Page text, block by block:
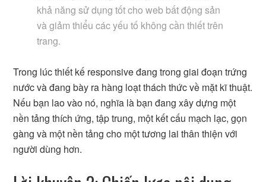
khả năng sử dụng tốt cho web bất động sản
và giảm thiểu các yếu tố không cần thiết trên
trang.
Trong lúc thiết kế responsive đang trong giai đoạn trứng
nước và đang bày ra hàng loạt thách thức về mặt kĩ thuật.
Nếu bạn lao vào nó, nghĩa là bạn đang xây dựng một
nền tảng thích ứng, tập trung, một kết cấu mạch lạc, gọn
gàng và một nền tảng cho một tương lai thân thiện với
người dùng hơn.